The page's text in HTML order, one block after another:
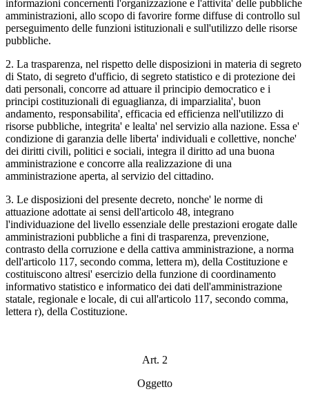
informazioni concernenti l'organizzazione e l'attivita' delle pubbliche
amministrazioni, allo scopo di favorire forme diffuse di controllo sul
perseguimento delle funzioni istituzionali e sull'utilizzo delle risorse
pubbliche.
2. La trasparenza, nel rispetto delle disposizioni in materia di segreto
di Stato, di segreto d'ufficio, di segreto statistico e di protezione dei
dati personali, concorre ad attuare il principio democratico e i
principi costituzionali di eguaglianza, di imparzialita', buon
andamento, responsabilita', efficacia ed efficienza nell'utilizzo di
risorse pubbliche, integrita' e lealta' nel servizio alla nazione. Essa e'
condizione di garanzia delle liberta' individuali e collettive, nonche'
dei diritti civili, politici e sociali, integra il diritto ad una buona
amministrazione e concorre alla realizzazione di una
amministrazione aperta, al servizio del cittadino.
3. Le disposizioni del presente decreto, nonche' le norme di
attuazione adottate ai sensi dell'articolo 48, integrano
l'individuazione del livello essenziale delle prestazioni erogate dalle
amministrazioni pubbliche a fini di trasparenza, prevenzione,
contrasto della corruzione e della cattiva amministrazione, a norma
dell'articolo 117, secondo comma, lettera m), della Costituzione e
costituiscono altresi' esercizio della funzione di coordinamento
informativo statistico e informatico dei dati dell'amministrazione
statale, regionale e locale, di cui all'articolo 117, secondo comma,
lettera r), della Costituzione.
Art. 2
Oggetto